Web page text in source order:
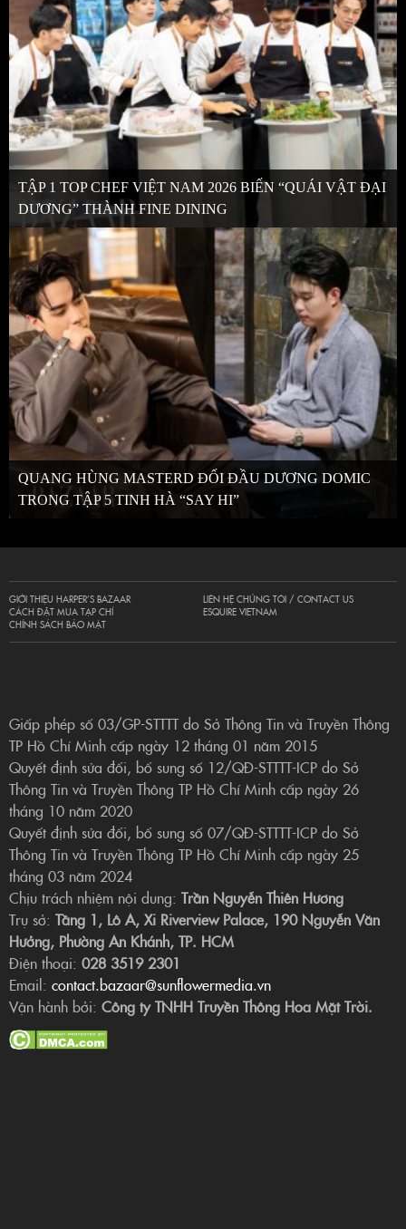
TẬP 1 TOP CHEF VIỆT NAM 2026 BIẾN “QUÁI VẬT ĐẠI
DƯƠNG” THÀNH FINE DINING
QUANG HÙNG MASTERD ĐỐI ĐẦU DƯƠNG DOMIC
TRONG TẬP 5 TINH HÀ “SAY HI”
GIỚI THIỆU HARPER’S BAZAAR
CÁCH ĐẶT MUA TẠP CHÍ
CHÍNH SÁCH BẢO MẬT
LIÊN HỆ CHÚNG TÔI / CONTACT US
ESQUIRE VIETNAM
Giấp phép số 03/GP-STTTT do Sở Thông Tin và Truyền Thông
TP Hồ Chí Minh cấp ngày 12 tháng 01 năm 2015
Quyết định sửa đổi, bổ sung số 12/QĐ-STTTT-ICP do Sở
Thông Tin và Truyền Thông TP Hồ Chí Minh cấp ngày 26
tháng 10 năm 2020
Quyết định sửa đổi, bổ sung số 07/QĐ-STTTT-ICP do Sở
Thông Tin và Truyền Thông TP Hồ Chí Minh cấp ngày 25
tháng 03 năm 2024
Chịu trách nhiệm nội dung: Trần Nguyễn Thiên Hương
Trụ sở: Tầng 1, Lô A, Xi Riverview Palace, 190 Nguyễn Văn
Hưởng, Phường An Khánh, TP. HCM
Điện thoại: 028 3519 2301
Email: contact.bazaar@sunflowermedia.vn
Vận hành bởi: Công ty TNHH Truyền Thông Hoa Mặt Trời.